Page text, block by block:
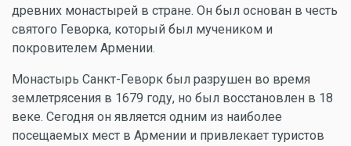
древних монастырей в стране. Он был основан в честь
святого Геворка, который был мучеником и
покровителем Армении.
Монастырь Санкт-Геворк был разрушен во время
землетрясения в 1679 году, но был восстановлен в 18
веке. Сегодня он является одним из наиболее
посещаемых мест в Армении и привлекает туристов